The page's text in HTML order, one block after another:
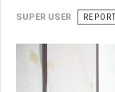
SUPER USER